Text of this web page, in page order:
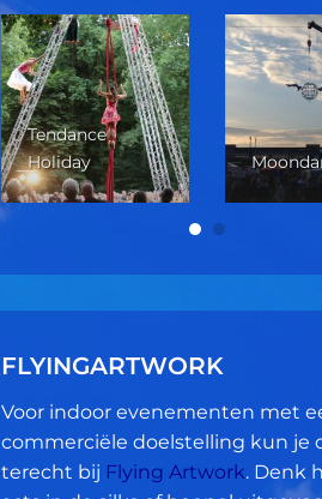
Tendance
Holiday
FLYINGARTWORK
Voor indoor evenementen met
commerciële doelstelling kun je
terecht bij Flying Artwork. Denk